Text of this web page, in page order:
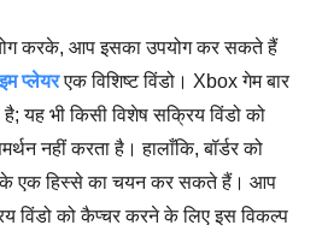
करके, आप इसका उपयोग कर सकते हैं
प्लेयरएक विशिष्ट विंडो। Xbox गेम बार
है; यह भी किसी विशेष सक्रिय विंडो को
नहीं करता है। हालाँकि, बॉर्डर को
एक हिस्से का चयन कर सकते हैं। आप
विंडो को कैप्चर करने के लिए इस विकल्प